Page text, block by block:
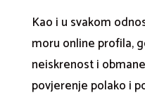
Kao i u svakom
moru online profila,
neiskrenost i
povjerenje polako i